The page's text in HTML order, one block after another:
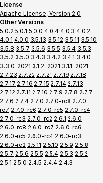
License
Apache License, Version 2.0
Other Versions
5.0.2 5.0.1 5.0.0 4.0.4 4.0.3 4.0.2
4.0.1 4.0.0 3.5.13 3.5.12 3.5.11 3.5.10
3.5.8 3.5.7 3.5.6 3.5.5 3.5.4 3.5.3
3.5.2 3.5.0 3.4.3 3.4.2 3.4.1 3.4.0
3.3.0-2021 3.1.2-2021 3.1.1-2021
2.7.23 2.7.22 2.7.21 2.7.19 2.7.18
2.7.17 2.7.16 2.7.15 2.7.14 2.7.13
2.7.12 2.7.11 2.7.10 2.7.9 2.7.8 2.7.7
2.7.6 2.7.4 2.7.0 2.7.0-rc8 2.7.0-
rc7 2.7.0-rc6 2.7.0-rc5 2.7.0-rc4
2.7.0-rc3 2.7.0-rc2 2.6.1 2.6.0
2.6.0-rc8 2.6.0-rc7 2.6.0-rc6
2.6.0-rc5 2.6.0-rc4 2.6.0-rc3
2.6.0-rc2 2.5.11 2.5.10 2.5.9 2.5.8
2.5.7 2.5.6 2.5.5 2.5.4 2.5.3 2.5.2
2.5.1 2.5.0 2.4.5 2.4.4 2.4.3